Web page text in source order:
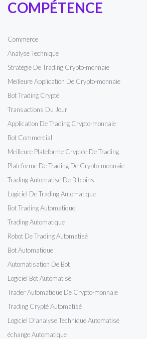
COMPÉTENCE
Commerce
Analyse Technique
Stratégie De Trading Crypto-monnaie
Meilleure Application De Crypto-monnaie
Bot Trading Crypté
Transactions Du Jour
Application De Trading Crypto-monnaie
Bot Commercial
Meilleure Plateforme Cryptée De Trading
Plateforme De Trading De Crypto-monnaie
Trading Automatisé De Bitcoins
Logiciel De Trading Automatique
Bot Trading Automatique
Trading Automatique
Robot De Trading Automatisé
Bot Automatique
Automatisation De Bot
Logiciel Bot Automatisé
Trader Automatique De Crypto-monnaie
Trading Crypté Automatisé
Logiciel D'analyse Technique Automatisé
échange Automatique